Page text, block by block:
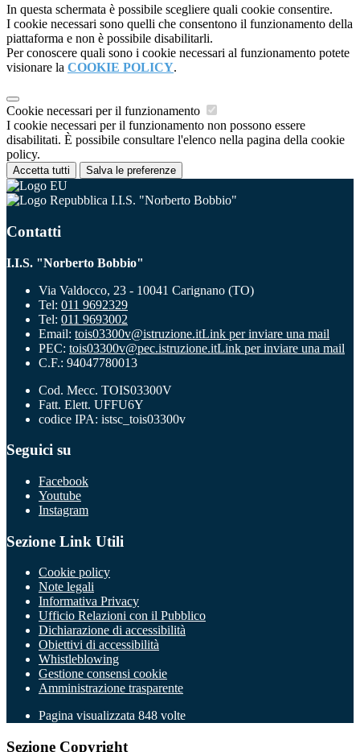
In questa schermata è possibile scegliere quali cookie consentire.
I cookie necessari sono quelli che consentono il funzionamento della
piattaforma e non è possibile disabilitarli.
Per conoscere quali sono i cookie necessari al funzionamento potete
visionare la COOKIE POLICY.
Cookie necessari per il funzionamento
I cookie necessari per il funzionamento non possono essere
disabilitati. È possibile consultare l'elenco nella pagina della cookie
policy.
Accetta tutti Salva le preferenze
I.I.S. "Norberto Bobbio"
Contatti
I.I.S. "Norberto Bobbio"
Via Valdocco, 23 - 10041 Carignano (TO)
Tel: 011 9692329
Tel: 011 9693002
Email: tois03300v@istruzione.itLink per inviare una mail
PEC: tois03300v@pec.istruzione.itLink per inviare una mail
C.F.: 94047780013
Cod. Mecc. TOIS03300V
Fatt. Elett. UFFU6Y
codice IPA: istsc_tois03300v
Seguici su
Facebook
Youtube
Instagram
Sezione Link Utili
Cookie policy
Note legali
Informativa Privacy
Ufficio Relazioni con il Pubblico
Dichiarazione di accessibilità
Obiettivi di accessibilità
Whistleblowing
Gestione consensi cookie
Amministrazione trasparente
Pagina visualizzata 848 volte
Sezione Copyright